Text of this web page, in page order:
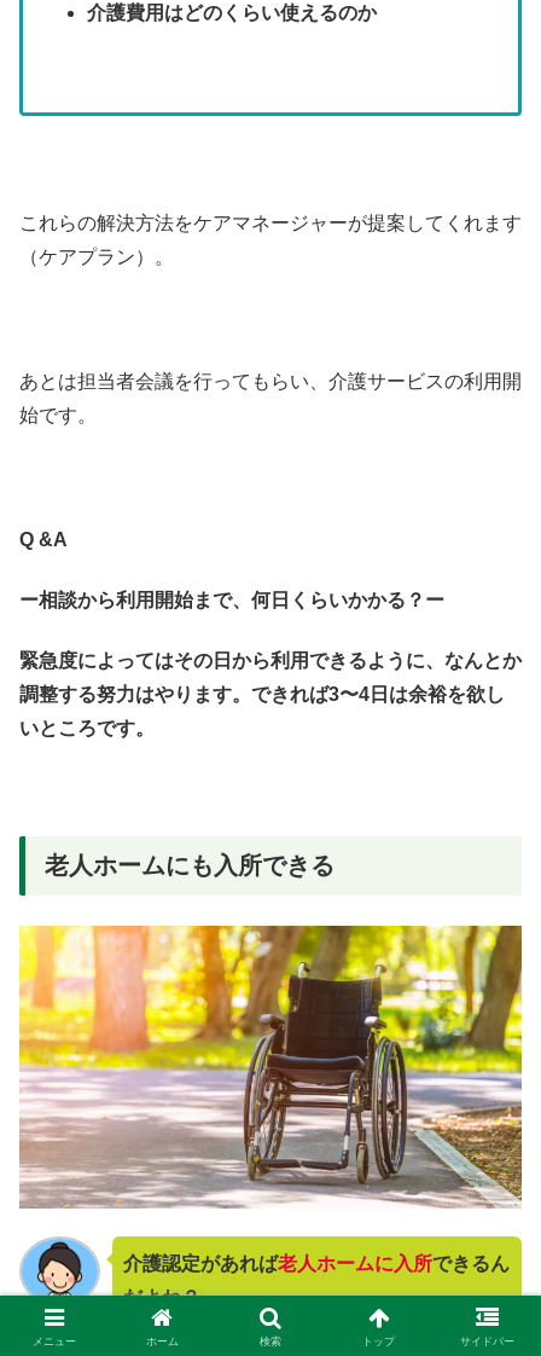
介護費用はどのくらい使えるのか
これらの解決方法をケアマネージャーが提案してくれます
（ケアプラン）。
あとは担当者会議を行ってもらい、介護サービスの利用開
始です。
Q &A
ー相談から利用開始まで、何日くらいかかる？ー
緊急度によってはその日から利用できるように、なんとか
調整する努力はやります。できれば3〜4日は余裕を欲し
いところです。
老人ホームにも入所できる
家族
介護認定があれば老人ホームに入所できるん
だよね？
メニュー ホーム 検索 トップ サイドバー